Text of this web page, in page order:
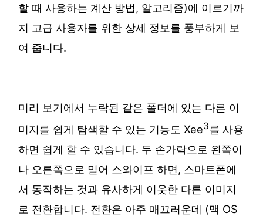
할 때 사용하는 계산 방법, 알고리즘)에 이르기까
지 고급 사용자를 위한 상세 정보를 풍부하게 보
여 줍니다.
미리 보기에서 누락된 같은 폴더에 있는 다른 이
미지를 쉽게 탐색할 수 있는 기능도 Xee3를 사용
하면 쉽게 할 수 있습니다. 두 손가락으로 왼쪽이
나 오른쪽으로 밀어 스와이프 하면, 스마트폰에
서 동작하는 것과 유사하게 이웃한 다른 이미지
로 전환합니다. 전환은 아주 매끄러운데 (맥 OS